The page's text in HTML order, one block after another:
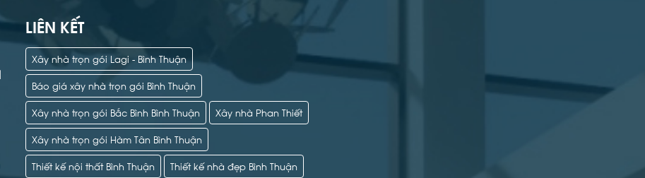
LIÊN KẾT
Xây nhà trọn gói Lagi - Bình Thuận
Báo giá xây nhà trọn gói Bình Thuận
Xây nhà trọn gói Bắc Bình Bình Thuận
Xây nhà Phan Thiết
Xây nhà trọn gói Hàm Tân Bình Thuận
Thiết kế nội thất Bình Thuận
Thiết kế nhà đẹp Bình Thuận